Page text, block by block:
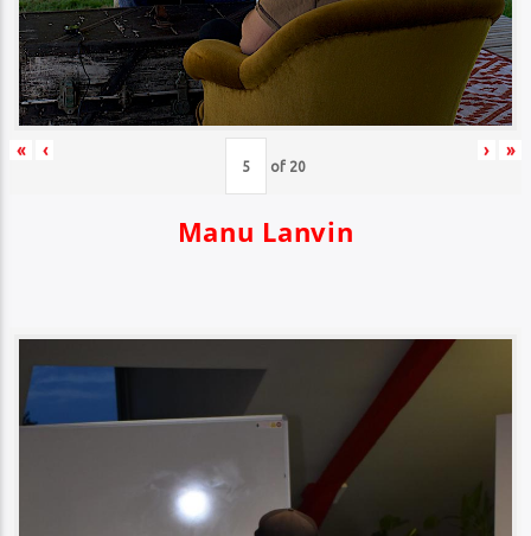
« ‹
of 20
› »
Manu Lanvin